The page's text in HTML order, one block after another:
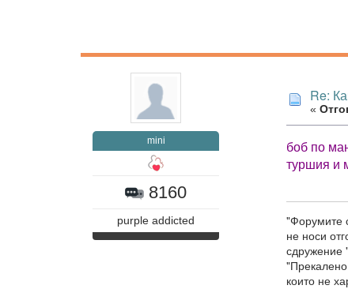
mini
8160
purple addicted
Re:
«
боб по
туршия и
"Форумите
не носи
сдружение
които не